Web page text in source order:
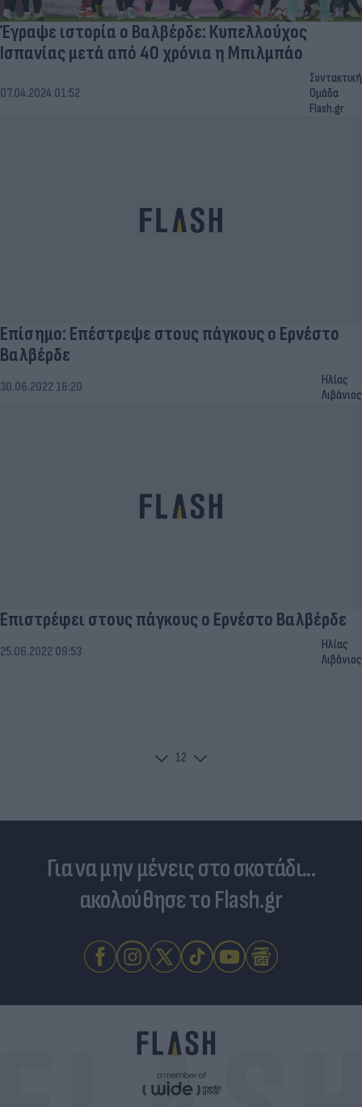
Έγραψε ιστορία ο Βαλβέρδε: Κυπελλούχος
Ισπανίας μετά από 40 χρόνια η Μπιλμπάο
07.04.2024 01:52
Συντακτική
Ομάδα
Flash.gr
Επίσημο: Επέστρεψε στους πάγκους ο Ερνέστο
Βαλβέρδε
30.06.2022 16:20
Ηλίας
Λιβάνιος
Επιστρέφει στους πάγκους ο Ερνέστο Βαλβέρδε
25.06.2022 09:53
Ηλίας
Λιβάνιος
12
Για να μην μένεις στο σκοτάδι...
ακολούθησε το Flash.gr